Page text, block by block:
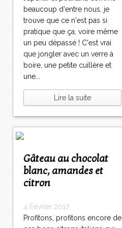
beaucoup d'entre nous, je
trouve que ce n'est pas si
pratique que ça, voire même
un peu dépassé ! C'est vrai
que jongler avec un verre à
boire, une petite cuillère et
une...
Lire la suite
Gâteau au chocolat
blanc, amandes et
citron
4 Février 2017
Profitons, profitons encore de